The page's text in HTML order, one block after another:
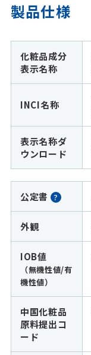
製品仕様
化粧品成分
表示名称
INCI名称
表示名称ダ
ウンロード
公定書 ?
外観
IOB値
（無機性値/有
機性値）
中国化粧品
原料提出コ
ード